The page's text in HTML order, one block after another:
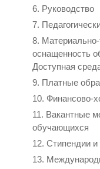
6. Руководство
7.
8.
оснащенность
Доступная
9. Платные
10. Финансово-
11. Вакантные
обучающихся
12. Стипендии
13.